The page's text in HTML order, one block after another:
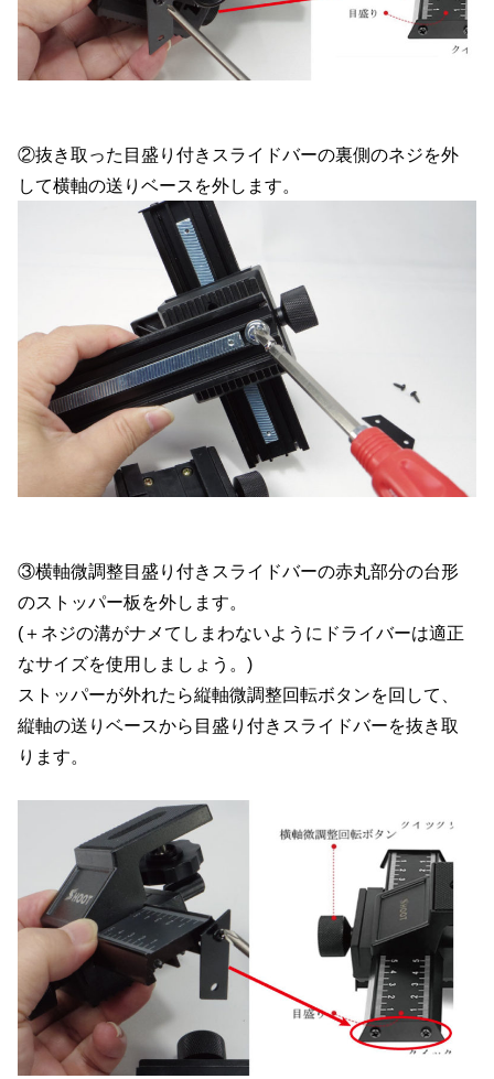
②抜き取った目盛り付きスライドバーの裏側のネジを外
して横軸の送りベースを外します。
③横軸微調整目盛り付きスライドバーの赤丸部分の台形
のストッパー板を外します。
(＋ネジの溝がナメてしまわないようにドライバーは適正
なサイズを使用しましょう。)
ストッパーが外れたら縦軸微調整回転ボタンを回して、
縦軸の送りベースから目盛り付きスライドバーを抜き取
ります。